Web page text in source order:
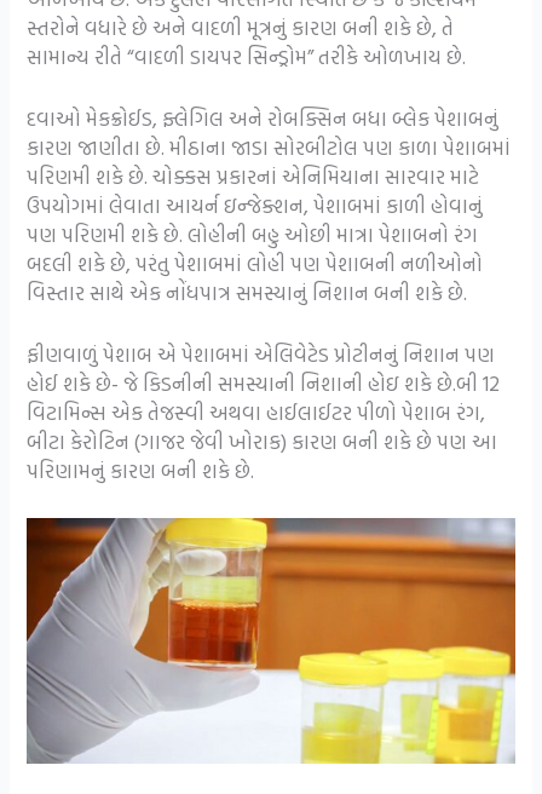
સ્તરોને વધારે છે અને વાદળી મૂત્રનું કારણ બની શકે છે, તે
સામાન્ય રીતે “વાદળી ડાયપર સિન્ડ્રોમ” તરીકે ઓળખાય છે.
દવાઓ મેકક્રોઈડ, ફ્લેગિલ અને રોબક્સિન બધા બ્લેક પેશાબનું
કારણ જાણીતા છે. મીઠાના જાડા સોરબીટોલ પણ કાળા પેશાબમાં
પરિણમી શકે છે. ચોક્કસ પ્રકારનાં એનિમિયાના સારવાર માટે
ઉપયોગમાં લેવાતા આયર્ન ઇન્જેક્શન, પેશાબમાં કાળી હોવાનું
પણ પરિણમી શકે છે. લોહીની બહુ ઓછી માત્રા પેશાબનો રંગ
બદલી શકે છે, પરંતુ પેશાબમાં લોહી પણ પેશાબની નળીઓનો
વિસ્તાર સાથે એક નોંધપાત્ર સમસ્યાનું નિશાન બની શકે છે.
ફીણવાળું પેશાબ એ પેશાબમાં એલિવેટેડ પ્રોટીનનું નિશાન પણ
હોઈ શકે છે- જે કિડનીની સમસ્યાની નિશાની હોઇ શકે છે.બી 12
વિટામિન્સ એક તેજસ્વી અથવા હાઈલાઈટર પીળો પેશાબ રંગ,
બીટા કેરોટિન (ગાજર જેવી ખોરાક) કારણ બની શકે છે પણ આ
પરિણામનું કારણ બની શકે છે.